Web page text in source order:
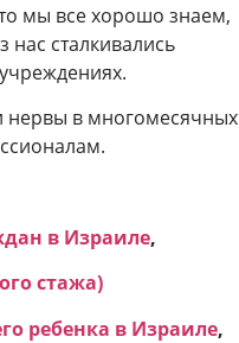
мы все хорошо знаем,
нас сталкивались
нервы в многомесячных
в Израиле,
стажа)
ребенка в Израиле,